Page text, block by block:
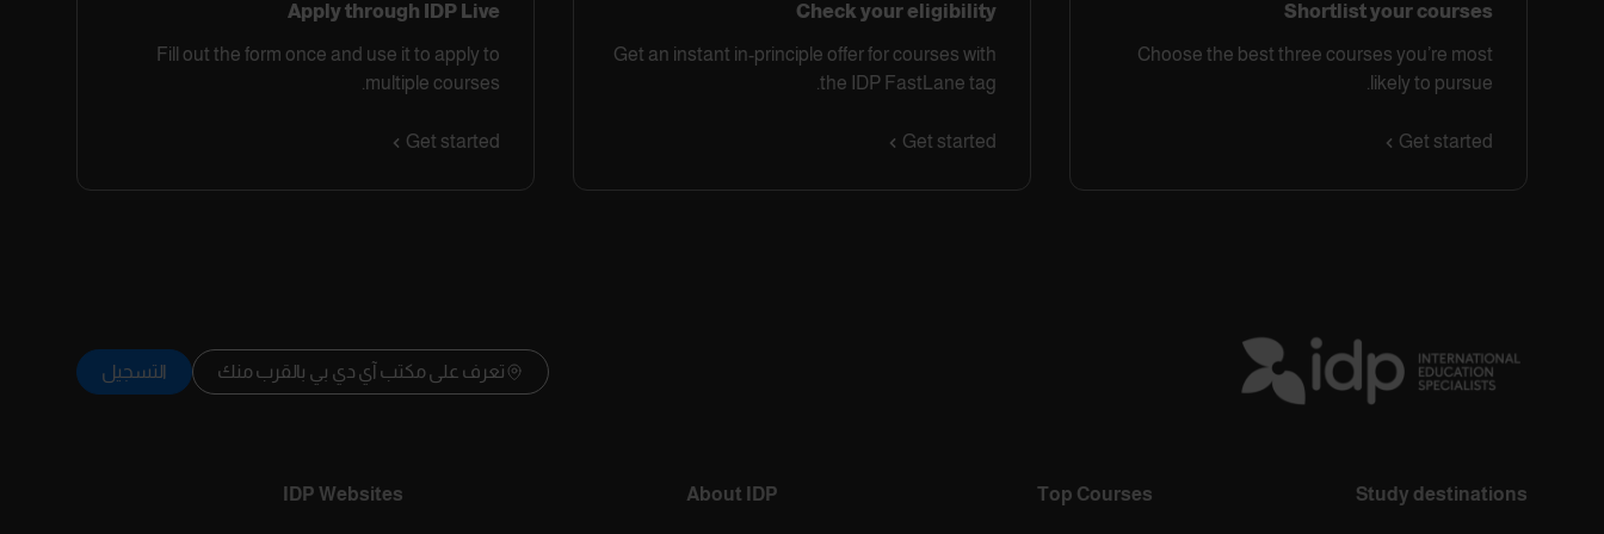
Shortlist your courses
Choose the best three courses you’re most
likely to pursue.
Get started
Check your eligibility
Get an instant in-principle offer for courses with
the IDP FastLane tag.
Get started
Apply through IDP Live
Fill out the form once and use it to apply to
multiple courses.
Get started
تعرف على مكتب آي دي بي بالقرب منك التسجيل
Study destinations
Top Courses
About IDP
IDP Websites